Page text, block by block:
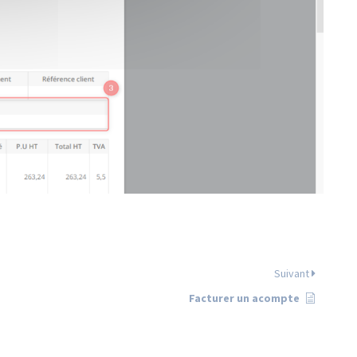
Suivant
Facturer un acompte